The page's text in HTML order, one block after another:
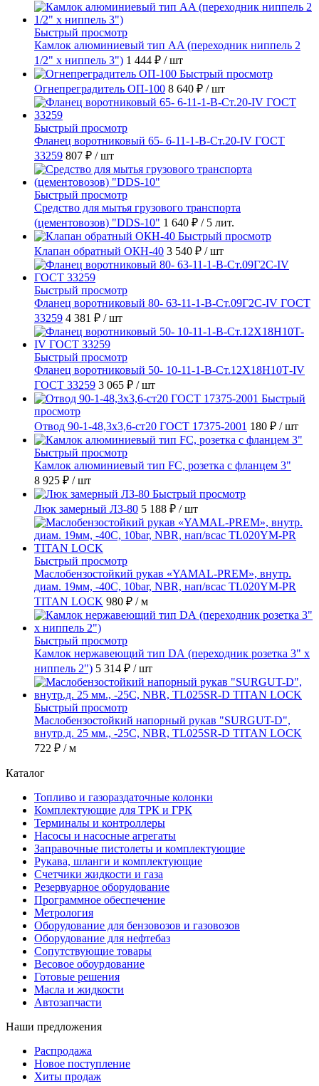
Быстрый просмотр
Камлок алюминиевый тип AA (переходник ниппель 2
1/2" х ниппель 3") 1 444 ₽ / шт
Быстрый просмотр
Огнепреградитель ОП-100 8 640 ₽ / шт
Быстрый просмотр
Фланец воротниковый 65- 6-11-1-B-Ст.20-IV ГОСТ
33259 807 ₽ / шт
Быстрый просмотр
Средство для мытья грузового транспорта
(цементовозов) "DDS-10" 1 640 ₽ / 5 лит.
Быстрый просмотр
Клапан обратный ОКН-40 3 540 ₽ / шт
Быстрый просмотр
Фланец воротниковый 80- 63-11-1-B-Ст.09Г2С-IV ГОСТ
33259 4 381 ₽ / шт
Быстрый просмотр
Фланец воротниковый 50- 10-11-1-B-Ст.12Х18Н10Т-IV
ГОСТ 33259 3 065 ₽ / шт
Быстрый
просмотр
Отвод 90-1-48,3х3,6-ст20 ГОСТ 17375-2001 180 ₽ / шт
Быстрый просмотр
Камлок алюминиевый тип FC, розетка с фланцем 3"
8 925 ₽ / шт
Быстрый просмотр
Люк замерный ЛЗ-80 5 188 ₽ / шт
Быстрый просмотр
Маслобензостойкий рукав «YAMAL-PREM», внутр.
диам. 19мм, -40C, 10bar, NBR, нап/всас TL020YM-PR
TITAN LOCK 980 ₽ / м
Быстрый просмотр
Камлок нержавеющий тип DА (переходник розетка 3" х
ниппель 2") 5 314 ₽ / шт
Быстрый просмотр
Маслобензостойкий напорный рукав "SURGUT-D",
внутр.д. 25 мм., -25C, NBR, TL025SR-D TITAN LOCK
722 ₽ / м
Каталог
Топливо и газораздаточные колонки
Комплектующие для ТРК и ГРК
Терминалы и контроллеры
Насосы и насосные агрегаты
Заправочные пистолеты и комплектующие
Рукава, шланги и комплектующие
Счетчики жидкости и газа
Резервуарное оборудование
Программное обеспечение
Метрология
Оборудование для бензовозов и газовозов
Оборудование для нефтебаз
Сопутствующие товары
Весовое обоурдование
Готовые решения
Масла и жидкости
Автозапчасти
Наши предложения
Распродажа
Новое поступление
Хиты продаж